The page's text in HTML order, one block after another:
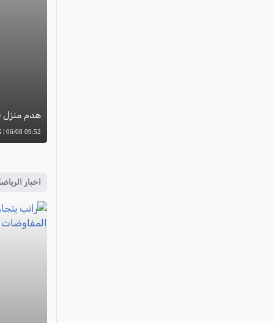
هدم منزل
09:52 06/08 | كل العرب
اخبار